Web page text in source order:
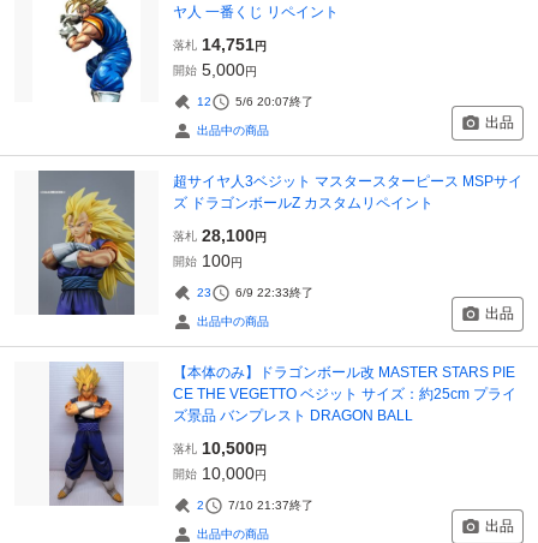
ヤ人 一番くじ リペイント
落札 14,751円
開始 5,000円
12 5/6 20:07終了
出品中の商品 出品
超サイヤ人3ベジット マスタースターピース MSPサイ
ズ ドラゴンボールZ カスタムリペイント
落札 28,100円
開始 100円
23 6/9 22:33終了
出品中の商品 出品
【本体のみ】ドラゴンボール改 MASTER STARS PIE
CE THE VEGETTO ベジット サイズ：約25cm プライ
ズ景品 バンプレスト DRAGON BALL
落札 10,500円
開始 10,000円
2 7/10 21:37終了
出品中の商品 出品